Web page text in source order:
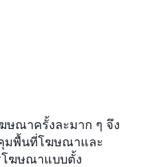
ษณาครั้งละมาก ๆ จึง
มพื้นที่โฆษณาและ
ฆษณาแบบตั้ง